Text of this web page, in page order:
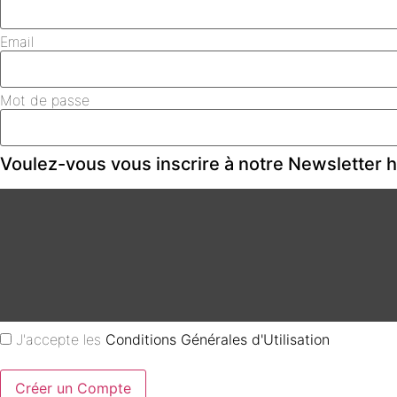
Email
Mot de passe
Voulez-vous vous inscrire à notre Newsletter
J'accepte les Conditions Générales d'Utilisation
Créer un Compte